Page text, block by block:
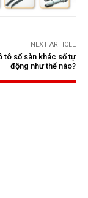
NEXT ARTICLE
tô số sàn khác số tự
động như thế nào?